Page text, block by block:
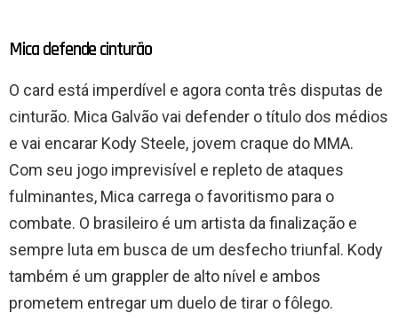
Mica defende cinturão
O card está imperdível e agora conta três disputas de
cinturão. Mica Galvão vai defender o título dos médios
e vai encarar Kody Steele, jovem craque do MMA.
Com seu jogo imprevisível e repleto de ataques
fulminantes, Mica carrega o favoritismo para o
combate. O brasileiro é um artista da finalização e
sempre luta em busca de um desfecho triunfal. Kody
também é um grappler de alto nível e ambos
prometem entregar um duelo de tirar o fôlego.